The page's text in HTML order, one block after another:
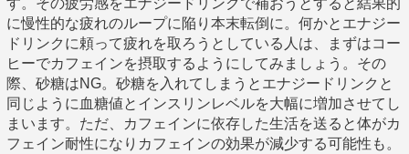
に慢性的な疲れのループに陥り本末転倒に。何かとエナジー
ドリンクに頼って疲れを取ろうとしている人は、まずはコー
ヒーでカフェインを摂取するようにしてみましょう。その
際、砂糖はNG。砂糖を入れてしまうとエナジードリンクと
同じように血糖値とインスリンレベルを大幅に増加させてし
まいます。ただ、カフェインに依存した生活を送ると体がカ
フェイン耐性になりカフェインの効果が減少する可能性も。